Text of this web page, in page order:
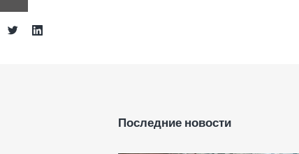
Facebook
Twitter
Последние новости